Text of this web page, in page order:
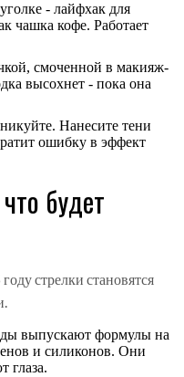
- лайфхак для
чашка кофе. Работает
смоченной в макияж-
высохнет - пока она
Нанесите тени
ошибку в эффект
будет
стрелки становятся
выпускают формулы на
и силиконов. Они
глаза.